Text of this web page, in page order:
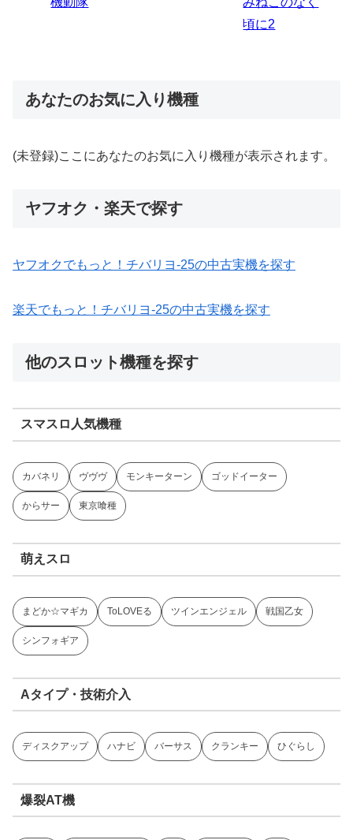
あなたのお気に入り機種
(未登録)ここにあなたのお気に入り機種が表示されます。
ヤフオク・楽天で探す
ヤフオクでもっと！チバリヨ-25の中古実機を探す
楽天でもっと！チバリヨ-25の中古実機を探す
他のスロット機種を探す
スマスロ人気機種
カバネリ ヴヴヴ モンキーターン ゴッドイーター
からサー 東京喰種
萌えスロ
まどか☆マギカ ToLOVEる ツインエンジェル 戦国乙女
シンフォギア
Aタイプ・技術介入
ディスクアップ ハナビ バーサス クランキー ひぐらし
爆裂AT機